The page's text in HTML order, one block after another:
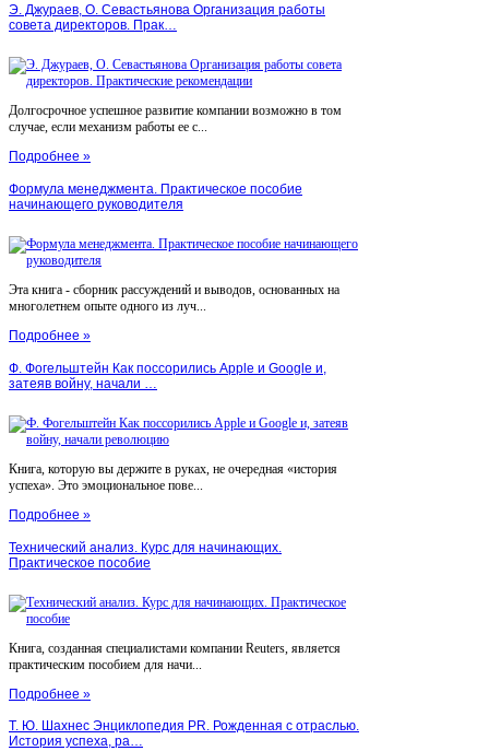
Э. Джураев, О. Севастьянова Организация работы
совета директоров. Прак…
Долгосрочное успешное развитие компании возможно в том
случае, если механизм работы ее с...
Подробнее »
Формула менеджмента. Практическое пособие
начинающего руководителя
Эта книга - сборник рассуждений и выводов, основанных на
многолетнем опыте одного из луч...
Подробнее »
Ф. Фогельштейн Как поссорились Apple и Google и,
затеяв войну, начали …
Книга, которую вы держите в руках, не очередная «история
успеха». Это эмоциональное пове...
Подробнее »
Технический анализ. Курс для начинающих.
Практическое пособие
Книга, созданная специалистами компании Reuters, является
практическим пособием для начи...
Подробнее »
Т. Ю. Шахнес Энциклопедия PR. Рожденная с отраслью.
История успеха, ра…